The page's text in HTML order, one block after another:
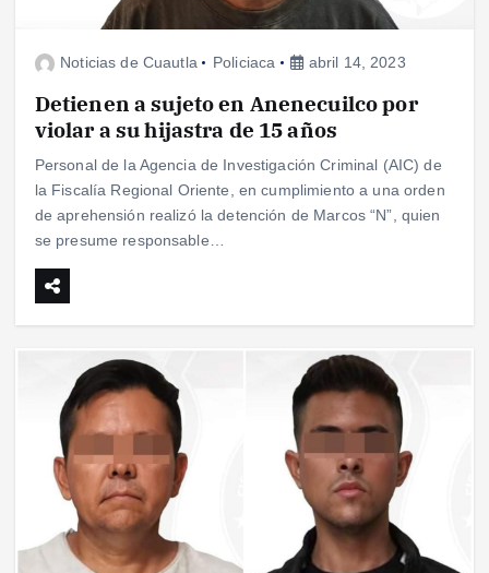
Noticias de Cuautla Policiaca abril 14, 2023
Detienen a sujeto en Anenecuilco por
violar a su hijastra de 15 años
Personal de la Agencia de Investigación Criminal (AIC) de
la Fiscalía Regional Oriente, en cumplimiento a una orden
de aprehensión realizó la detención de Marcos “N”, quien
se presume responsable…